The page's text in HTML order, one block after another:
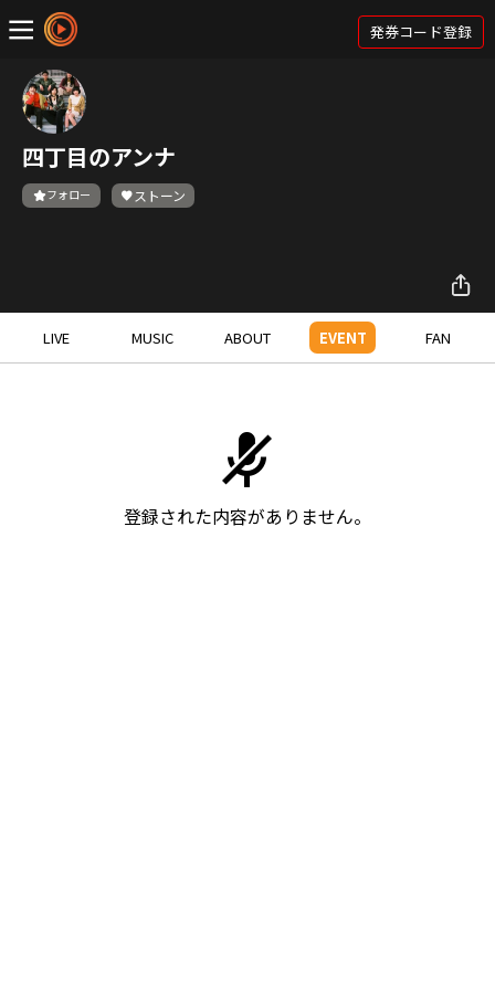
発券コード登録
四丁目のアンナ
フォロー ストーン
LIVE MUSIC ABOUT EVENT FAN
登録された内容がありません。